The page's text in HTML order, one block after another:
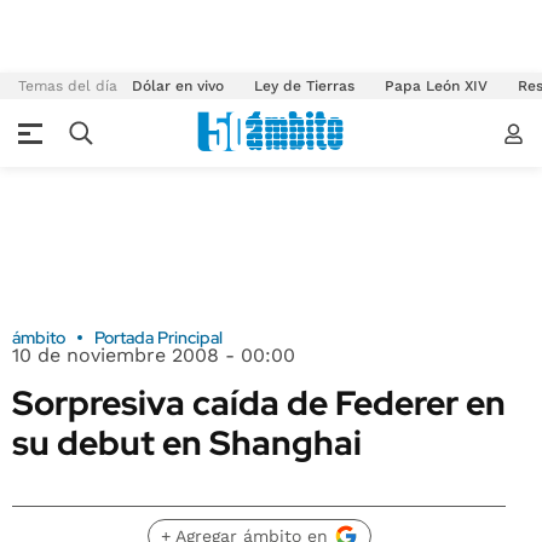
Temas del día Dólar en vivo Ley de Tierras Papa León XIV
ámbito Portada Principal
10 de noviembre 2008 - 00:00
Sorpresiva caída de Federer en
su debut en Shanghai
+ Agregar ámbito en